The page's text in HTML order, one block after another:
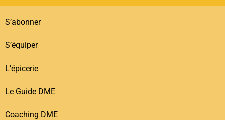
S’abonner
S’équiper
L’épicerie
Le Guide DME
Coaching DME